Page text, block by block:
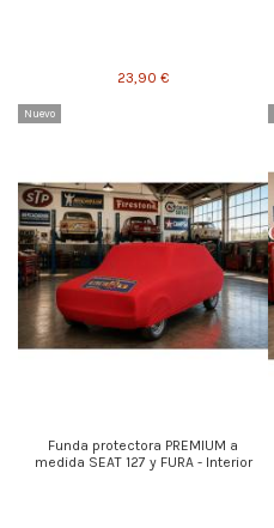
23,90 €
Nuevo
Funda protectora PREMIUM a
medida SEAT 127 y FURA - Interior